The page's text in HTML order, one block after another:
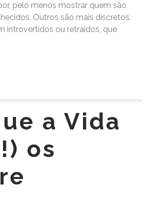
pelo menos mostrar quem são
Outros são mais discretos,
introvertidos ou retraídos, que
a Vida
os